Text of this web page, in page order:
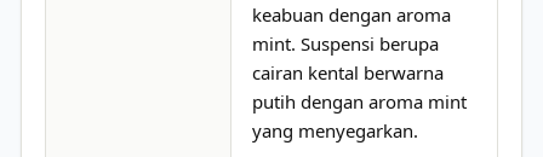
keabuan dengan aroma
mint. Suspensi berupa
cairan kental berwarna
putih dengan aroma mint
yang menyegarkan.